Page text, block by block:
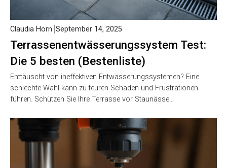
Terrassenentwässerungssystem Test:
Die 5 besten (Bestenliste)
Claudia Horn September 14, 2025
Enttäuscht von ineffektiven Entwässerungssystemen? Eine
schlechte Wahl kann zu teuren Schäden und Frustrationen
führen. Schützen Sie Ihre Terrasse vor Staunässe…